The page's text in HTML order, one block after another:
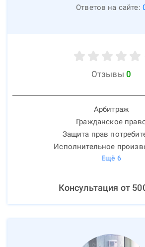
Ответов на сайте:
Отзывы 0
Арбитраж
Гражданское
Защита прав
Исполнительное
Ещё 6
Консультация от